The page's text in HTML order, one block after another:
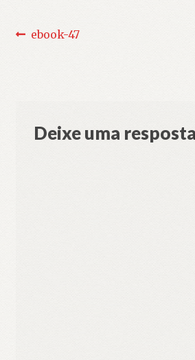
Navegação
Post
ebook-47
Deixe uma resposta